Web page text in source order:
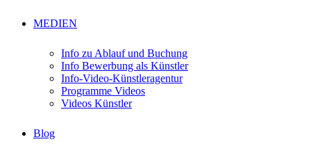
MEDIEN
Info zu Ablauf und Buchung
Info Bewerbung als Künstler
Info-Video-Künstleragentur
Programme Videos
Videos Künstler
Blog